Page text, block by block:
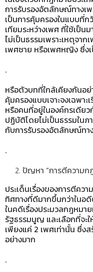
การรับรองอัตลักษณ์ทางเ
เป็นการคุ้มครองในแบบที่ก
เทียมระหว่างเพศ ที่ใช้เป็
ไม่เป็นธรรมเพราะเหตุจา
เพศชาย หรือเพศหญิง ซึ่ง
.
หรือตัวบทที่ใกล้เคียงกันอ
คุ้มครองแบบเจาะจงเฉพาะ
หรือคนที่อยู่ในองค์กรเดียว
ปฏิบัติโดยไม่เป็นธรรมใน
กับการรับรองอัตลักษณ์ทา
.
ปัญหา “การตีความก
ประเด็นเรื่องของการตีคว
ทิศทางที่ดีมากขึ้นกว่าใน
ในคดีเรื่องประมวลกฎหม
รัฐธรรมนูญ และเลือกที่จะใ
เพียงแค่ 2 เพศเท่านั้น ซึ่งส
อย่างมาก
.